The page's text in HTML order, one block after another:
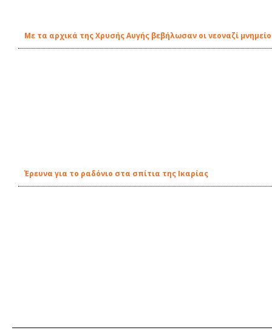
Με τα αρχικά της Χρυσής Αυγής βεβήλωσαν οι νεοναζί
Έρευνα για το ραδόνιο στα σπίτια της Ικαρίας